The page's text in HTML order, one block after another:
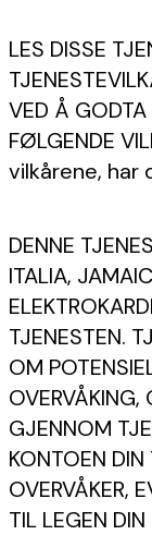
LES DISSE
VED Å GODTA
FØLGENDE
vilkårene, har
DENNE
ITALIA,
TJENESTEN.
OM
OVERVÅKING,
GJENNOM
KONTOEN
OVERVÅKER,
TIL LEGEN